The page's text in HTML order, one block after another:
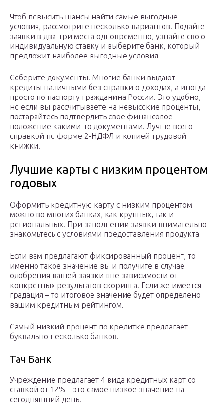
Чтоб повысить шансы найти самые выгодные
условия, рассмотрите несколько вариантов. Подайте
заявки в два-три места одновременно, узнайте свою
индивидуальную ставку и выберите банк, который
предложит наиболее выгодные условия.
Соберите документы. Многие банки выдают
кредиты наличными без справки о доходах, а иногда
просто по паспорту гражданина России. Это удобно,
но если вы рассчитываете на невысокие проценты,
постарайтесь подтвердить свое финансовое
положение какими-то документами. Лучше всего –
справкой по форме 2-НДФЛ и копией трудовой
книжки.
Лучшие карты с низким процентом
годовых
Оформить кредитную карту с низким процентом
можно во многих банках, как крупных, так и
региональных. При заполнении заявки внимательно
знакомьтесь с условиями предоставления продукта.
Если вам предлагают фиксированный процент, то
именно такое значение вы и получите в случае
одобрения вашей заявки вне зависимости от
конкретных результатов скоринга. Если же имеется
градация – то итоговое значение будет определено
вашим кредитным рейтингом.
Самый низкий процент по кредитке предлагает
буквально несколько банков.
Тач Банк
Учреждение предлагает 4 вида кредитных карт со
ставкой от 12% – это самое низкое значение на
сегодняшний день.